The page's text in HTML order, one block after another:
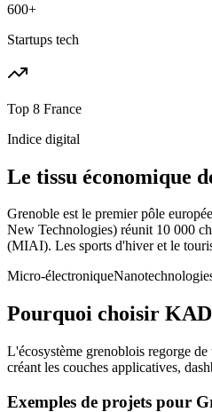
600+
Startups tech
Top 8 France
Indice digital
Le tissu économique
Grenoble est le premier pôle
New Technologies) réunit 10 000
(MIAI). Les sports d'hiver et le
Micro-électronique
Pourquoi choisir
L'écosystème grenoblois regorge
créant les couches applicatives,
Exemples de projets pour